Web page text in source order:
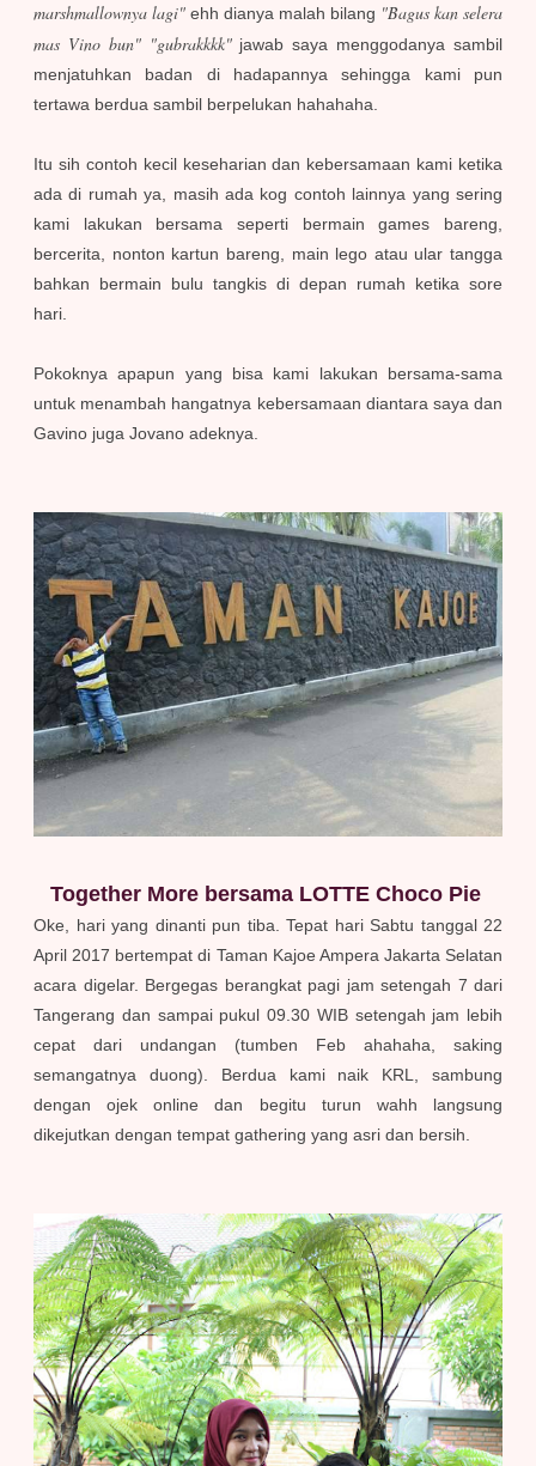
marshmallownya lagi" ehh dianya malah bilang "Bagus kan selera
mas Vino bun" "gubrakkkk"jawab saya menggodanya sambil
menjatuhkan badan di hadapannya sehingga kami pun
tertawa berdua sambil berpelukan hahahaha.
Itu sih contoh kecil keseharian dan kebersamaan kami ketika
ada di rumah ya, masih ada kog contoh lainnya yang sering
kami lakukan bersama seperti bermain games bareng,
bercerita, nonton kartun bareng, main lego atau ular tangga
bahkan bermain bulu tangkis di depan rumah ketika sore
hari.
Pokoknya apapun yang bisa kami lakukan bersama-sama
untuk menambah hangatnya kebersamaan diantara saya dan
Gavino juga Jovano adeknya.
Together More bersama LOTTE Choco Pie
Oke, hari yang dinanti pun tiba. Tepat hari Sabtu tanggal 22
April 2017 bertempat di Taman Kajoe Ampera Jakarta Selatan
acara digelar. Bergegas berangkat pagi jam setengah 7 dari
Tangerang dan sampai pukul 09.30 WIB setengah jam lebih
cepat dari undangan (tumben Feb ahahaha, saking
semangatnya duong). Berdua kami naik KRL, sambung
dengan ojek online dan begitu turun wahh langsung
dikejutkan dengan tempat gathering yang asri dan bersih.